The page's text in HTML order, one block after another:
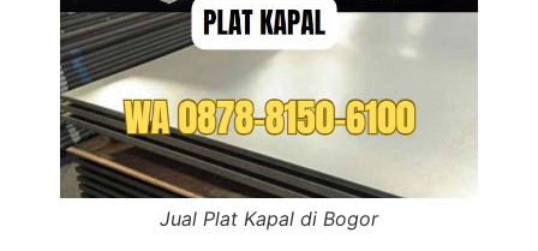
Jual Plat Kapal di Bogor